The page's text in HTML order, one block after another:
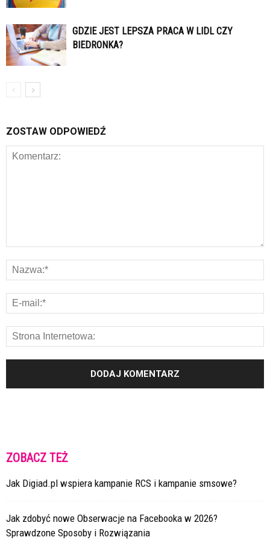
GDZIE JEST LEPSZA PRACA W LIDL CZY
BIEDRONKA?
ZOSTAW ODPOWIEDŹ
ZOBACZ TEŻ
Jak Digiad.pl wspiera kampanie RCS i kampanie smsowe?
Jak zdobyć nowe Obserwacje na Facebooka w 2026?
Sprawdzone Sposoby i Rozwiązania